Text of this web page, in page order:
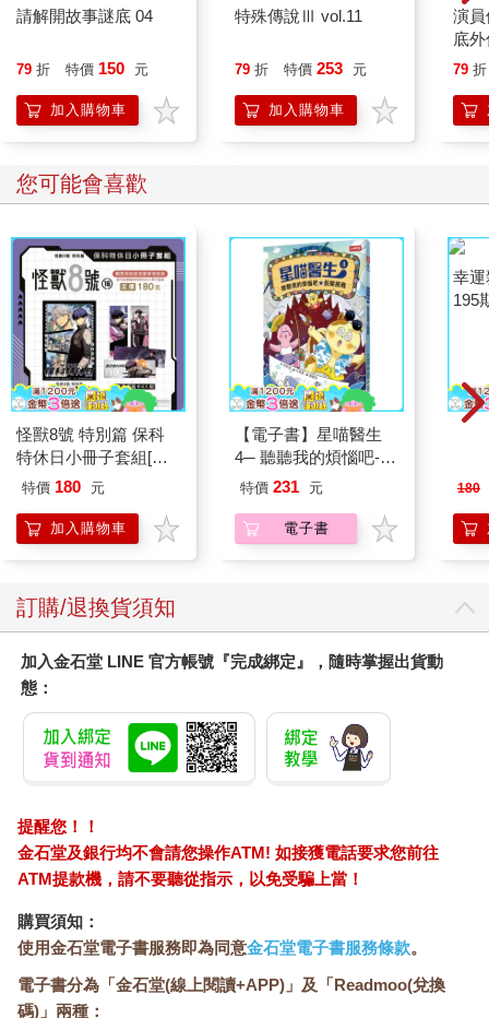
請解開故事謎底 04
79 折 特價 150 元
加入購物車
特殊傳說Ⅲ vol.11
79 折 特價 253 元
加入購物車
演
底
79 折
您可能會喜歡
怪獸8號 特別篇 保科
特休日小冊子套組[限
加購]
特價 180 元
加入購物車
【電子書】星喵醫生
4─ 聽聽我的煩惱吧-假
期挑戰
特價 231 元
電子書
180
訂購/退換貨須知
加入金石堂 LINE 官方帳號『完成綁定』，隨時掌握出貨動
態：
提醒您！！
金石堂及銀行均不會請您操作ATM! 如接獲電話要求您前往
ATM提款機，請不要聽從指示，以免受騙上當！
購買須知：
使用金石堂電子書服務即為同意金石堂電子書服務條款。
電子書分為「金石堂(線上閱讀+APP)」及「Readmoo(兌換
碼)」兩種：